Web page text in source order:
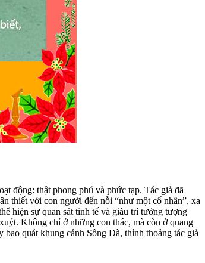
động: thật phong phú và phức tạp. Tác giả đã
thiết với con người đến nỗi “như một cố nhân”, xa
hiện sự quan sát tinh tế và giàu trí tưởng tượng
Không chỉ ở những con thác, mà còn ở quang
quát khung cảnh Sông Đà, thỉnh thoảng tác giả